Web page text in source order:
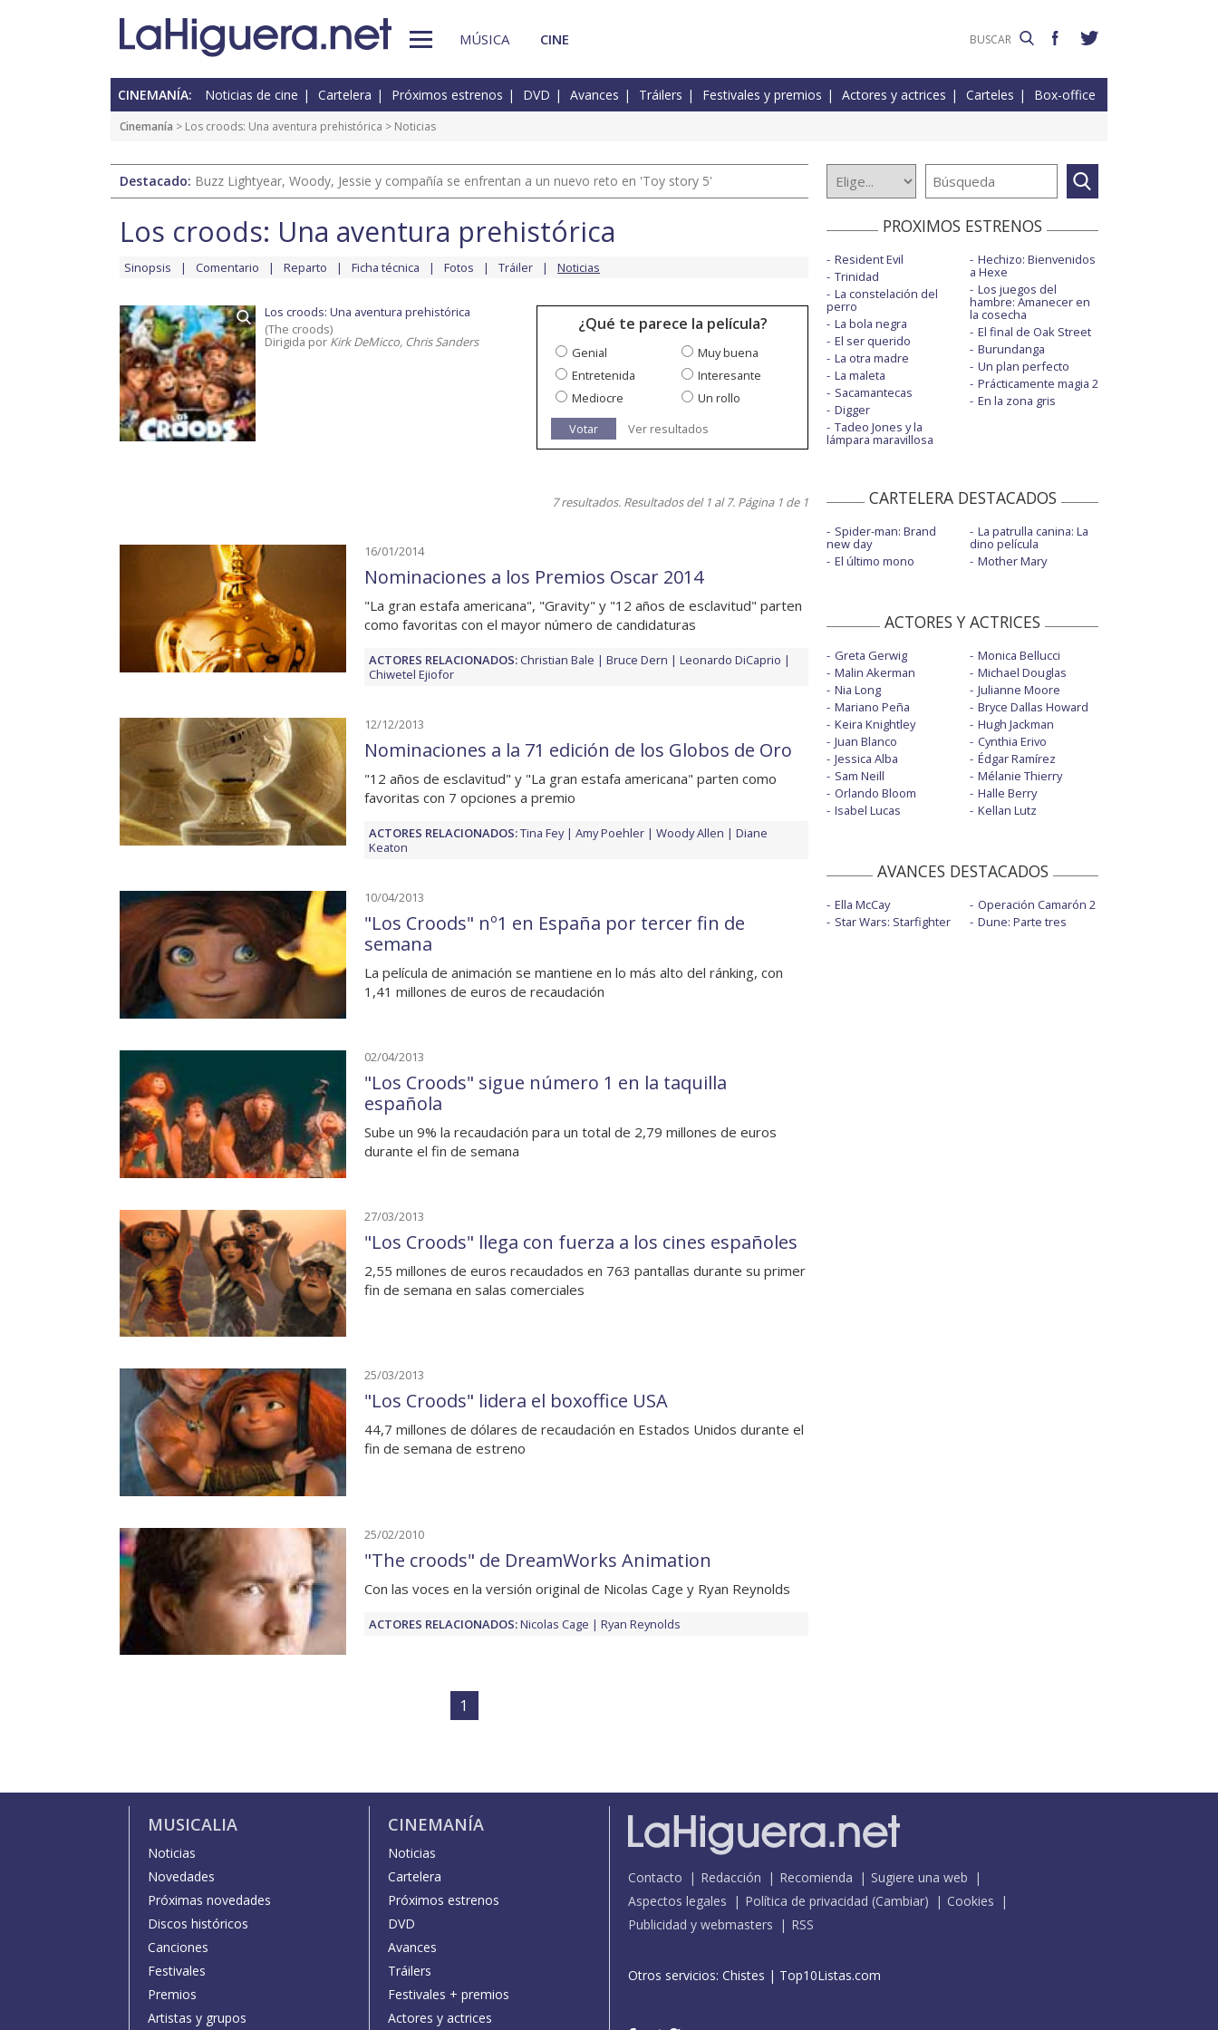
MÚSICA CINE
CINEMANÍA: Noticias de cine Cartelera Próximos estrenos DVD Avances Tráilers Festivales y premios Actores y actrices Carteles Box-office
Cinemanía > Los croods: Una aventura prehistórica > Noticias
Destacado: Buzz Lightyear, Woody, Jessie y compañía se enfrentan a un nuevo reto en 'Toy story 5'
Los croods: Una aventura prehistórica
Sinopsis Comentario Reparto Ficha técnica Fotos Tráiler Noticias
Los croods: Una aventura prehistórica
(The croods)
Dirigida por Kirk DeMicco, Chris Sanders
¿Qué te parece la película?
Genial
Muy buena
Entretenida
Interesante
Mediocre
Un rollo
Votar
Ver resultados
7 resultados. Resultados del 1 al 7. Página 1 de 1
16/01/2014
Nominaciones a los Premios Oscar 2014
"La gran estafa americana", "Gravity" y "12 años de esclavitud" parten
como favoritas con el mayor número de candidaturas
ACTORES RELACIONADOS:Christian Bale Bruce Dern
Leonardo DiCaprio
Chiwetel Ejiofor
12/12/2013
Nominaciones a la 71 edición de los Globos de Oro
"12 años de esclavitud" y "La gran estafa americana" parten como
favoritas con 7 opciones a premio
ACTORES RELACIONADOS:Tina Fey Amy Poehler Woody Allen
Diane
Keaton
10/04/2013
"Los Croods" nº1 en España por tercer fin de
semana
La película de animación se mantiene en lo más alto del ránking, con
1,41 millones de euros de recaudación
02/04/2013
"Los Croods" sigue número 1 en la taquilla
española
Sube un 9% la recaudación para un total de 2,79 millones de euros
durante el fin de semana
27/03/2013
"Los Croods" llega con fuerza a los cines españoles
2,55 millones de euros recaudados en 763 pantallas durante su primer
fin de semana en salas comerciales
25/03/2013
"Los Croods" lidera el boxoffice USA
44,7 millones de dólares de recaudación en Estados Unidos durante el
fin de semana de estreno
25/02/2010
"The croods" de DreamWorks Animation
Con las voces en la versión original de Nicolas Cage y Ryan Reynolds
ACTORES RELACIONADOS:Nicolas Cage Ryan Reynolds
1
PROXIMOS ESTRENOS
Resident Evil
Trinidad
La constelación del
perro
La bola negra
El ser querido
La otra madre
La maleta
Sacamantecas
Digger
Tadeo Jones y la
lámpara maravillosa
Hechizo: Bienvenidos
a Hexe
Los juegos del
hambre: Amanecer en
la cosecha
El final de Oak Street
Burundanga
Un plan perfecto
Prácticamente magia 2
En la zona gris
CARTELERA DESTACADOS
Spider-man: Brand
new day
El último mono
La patrulla canina: La
dino película
Mother Mary
ACTORES Y ACTRICES
Greta Gerwig
Malin Akerman
Nia Long
Mariano Peña
Keira Knightley
Juan Blanco
Jessica Alba
Sam Neill
Orlando Bloom
Isabel Lucas
Monica Bellucci
Michael Douglas
Julianne Moore
Bryce Dallas Howard
Hugh Jackman
Cynthia Erivo
Édgar Ramírez
Mélanie Thierry
Halle Berry
Kellan Lutz
AVANCES DESTACADOS
Ella McCay
Star Wars: Starfighter
Operación Camarón 2
Dune: Parte tres
MUSICALIA
Noticias
Novedades
Próximas novedades
Discos históricos
Canciones
Festivales
Premios
Artistas y grupos
CINEMANÍA
Noticias
Cartelera
Próximos estrenos
DVD
Avances
Tráilers
Festivales + premios
Actores y actrices
Contacto Redacción Recomienda
Sugiere una web
Aspectos legales
Política de privacidad (Cambiar)
Cookies
Publicidad y webmasters
RSS
Otros servicios: Chistes | Top10Listas.com